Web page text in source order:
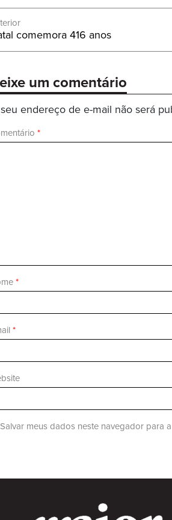
comemora 416 anos
um comentário
endereço de e-mail não será
*
*
*
Salvar meus dados neste navegador para